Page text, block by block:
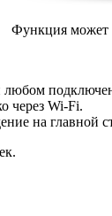
Функция может
через Wi-Fi.
на главной